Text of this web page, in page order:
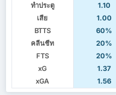
ทำประตู
1.10
เสีย
1.00
BTTS
60%
คลีนชีท
20%
FTS
20%
xG
1.37
xGA
1.56